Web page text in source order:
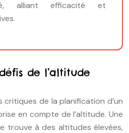
alliant efficacité et
de l’altitude
critiques de la planification d’un
en compte de l’altitude. Une
trouve à des altitudes élevées,